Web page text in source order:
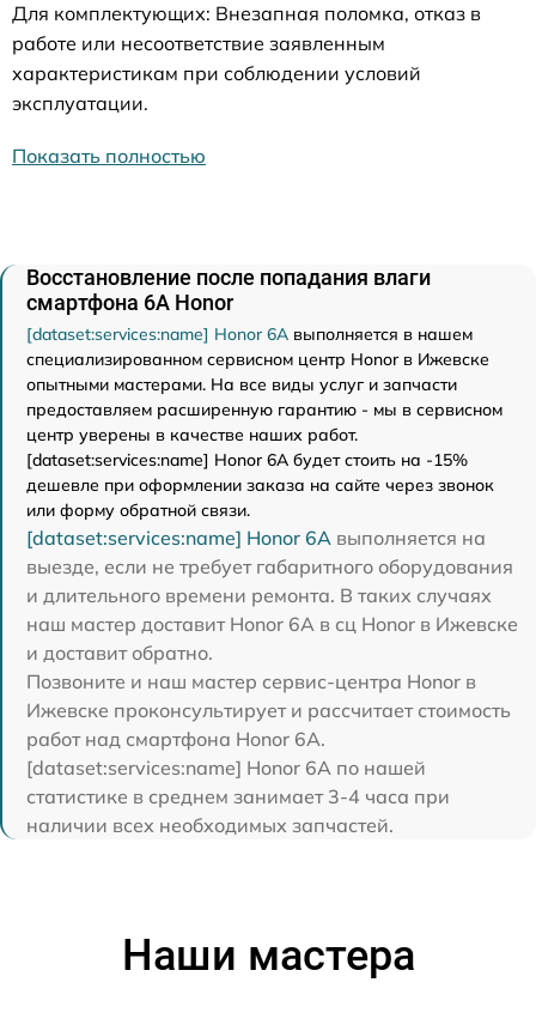
Для комплектующих: Внезапная поломка, отказ в
работе или несоответствие заявленным
характеристикам при соблюдении условий
эксплуатации.
Показать полностью
Восстановление после попадания влаги
смартфона 6A Honor
[dataset:services:name] Honor 6A выполняется в нашем
специализированном сервисном центр Honor в Ижевске
опытными мастерами. На все виды услуг и запчасти
предоставляем расширенную гарантию - мы в сервисном
центр уверены в качестве наших работ.
[dataset:services:name] Honor 6A будет стоить на -15%
дешевле при оформлении заказа на сайте через звонок
или форму обратной связи.
[dataset:services:name] Honor 6A выполняется на
выезде, если не требует габаритного оборудования
и длительного времени ремонта. В таких случаях
наш мастер доставит Honor 6A в сц Honor в Ижевске
и доставит обратно.
Позвоните и наш мастер сервис-центра Honor в
Ижевске проконсультирует и рассчитает стоимость
работ над смартфона Honor 6A.
[dataset:services:name] Honor 6A по нашей
статистике в среднем занимает 3-4 часа при
наличии всех необходимых запчастей.
Наши мастера